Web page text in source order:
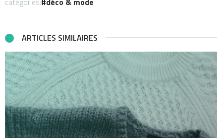
ARTICLES SIMILAIRES